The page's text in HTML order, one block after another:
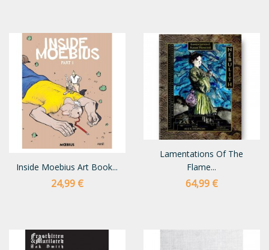
Inside Moebius Art Book...
Preço
24,99 €
Lamentations Of The
Flame...
Preço
64,99 €